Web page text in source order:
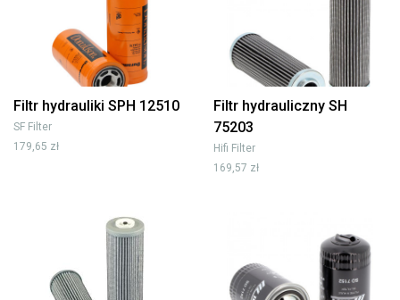
Filtr hydrauliki SPH 12510
SF Filter
179,65 zł
Filtr hydrauliczny SH
75203
Hifi Filter
169,57 zł